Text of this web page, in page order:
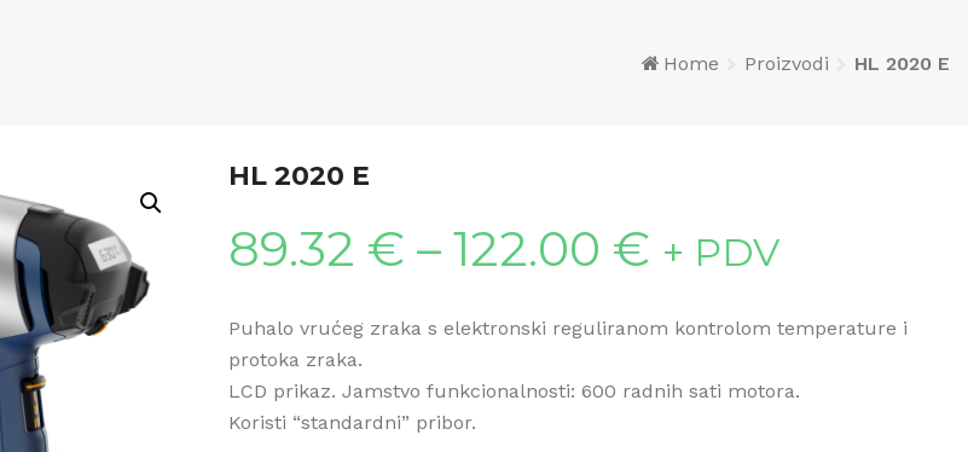
Home Proizvodi HL 2020 E
HL 2020 E
89.32 € –122.00 € + PDV
Puhalo vrućeg zraka s elektronski reguliranom kontrolom temperature i
protoka zraka.
LCD prikaz. Jamstvo funkcionalnosti: 600 radnih sati motora.
Koristi “standardni” pribor.